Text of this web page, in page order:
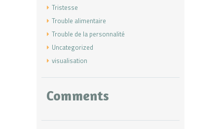
Tristesse
Trouble alimentaire
Trouble de la personnalité
Uncategorized
visualisation
Comments